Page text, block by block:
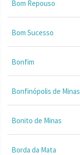
Bom Repouso
Bom Sucesso
Bonfim
Bonfinópolis de Minas
Bonito de Minas
Borda da Mata